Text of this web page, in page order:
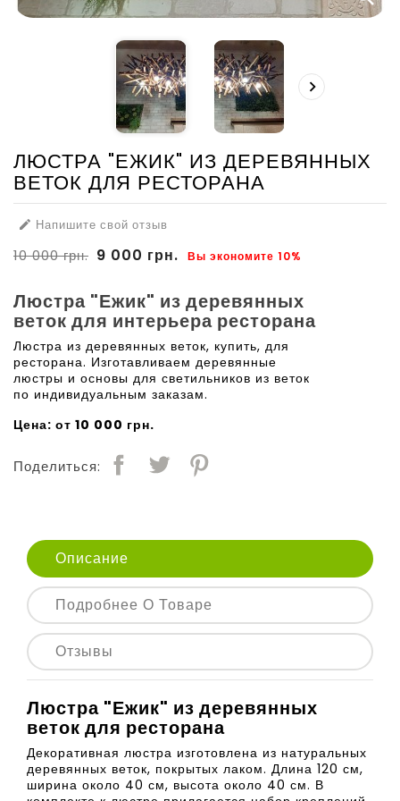

ЛЮСТРА "ЕЖИК" ИЗ ДЕРЕВЯННЫХ
ВЕТОК ДЛЯ РЕСТОРАНА
 Напишите свой отзыв
10 000 грн. 9 000 грн. Вы экономите 10%
Люстра "Ежик" из деревянных
веток для интерьера ресторана
Люстра из деревянных веток, купить, для
ресторана. Изготавливаем деревянные
люстры и основы для светильников из веток
по индивидуальным заказам.
Цена: от 10 000 грн.
Поделиться:
Описание
Подробнее О Товаре
Отзывы
Люстра "Ежик" из деревянных
веток для ресторана
Декоративная люстра изготовлена из натуральных
деревянных веток, покрытых лаком. Длина 120 см,
ширина около 40 см, высота около 40 см. В